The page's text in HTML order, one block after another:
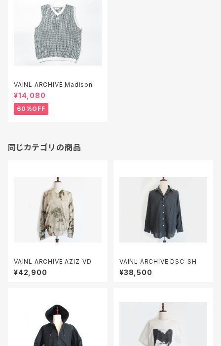
VAINL ARCHIVE Madison
¥14,080
60%OFF
同じカテゴリの商品
VAINL ARCHIVE AZIZ-VD
¥42,900
VAINL ARCHIVE DSC-SH
¥38,500